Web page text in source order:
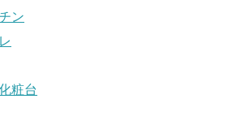
ン
粧台